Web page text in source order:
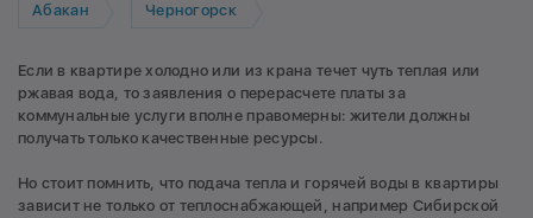
Абакан Черногорск
Если в квартире холодно или из крана течет чуть теплая или
ржавая вода, то заявления о перерасчете платы за
коммунальные услуги вполне правомерны: жители должны
получать только качественные ресурсы.
Но стоит помнить, что подача тепла и горячей воды в квартиры
зависит не только от теплоснабжающей, например Сибирской